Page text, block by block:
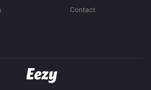
Contact